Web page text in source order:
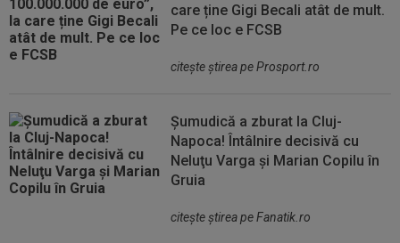
care ține Gigi Becali atât de mult.
Pe ce loc e FCSB
citeşte ştirea pe Prosport.ro
Șumudică a zburat la Cluj-
Napoca! Întâlnire decisivă cu
Neluţu Varga şi Marian Copilu în
Gruia
citeşte ştirea pe Fanatik.ro